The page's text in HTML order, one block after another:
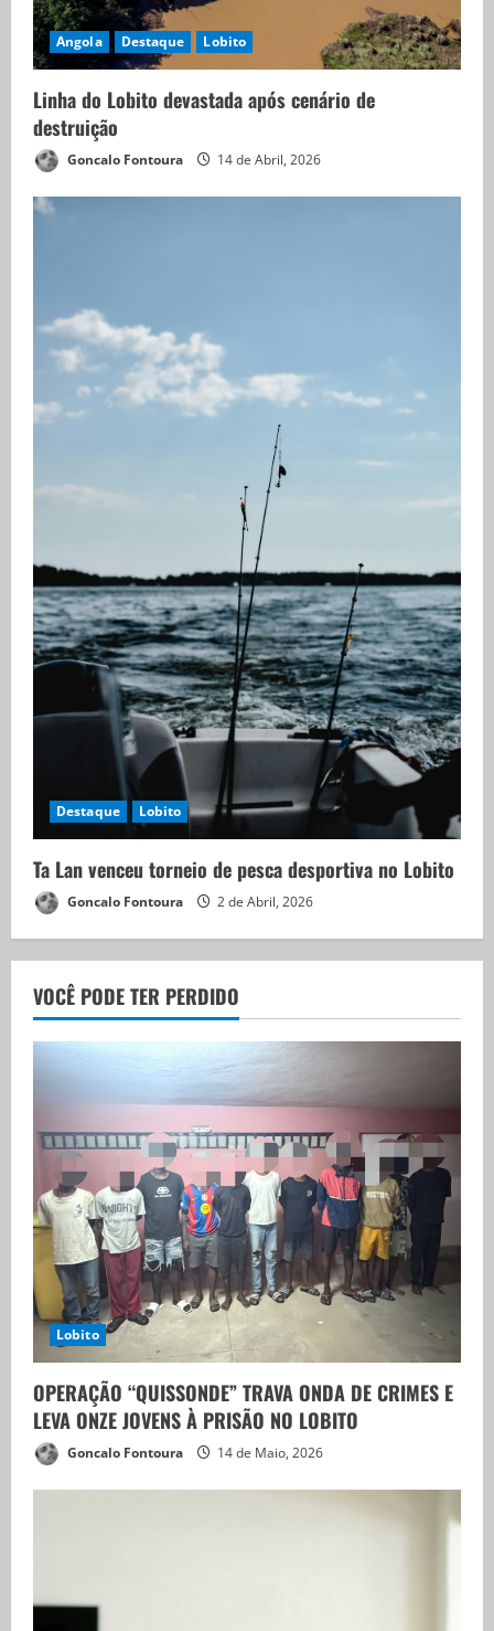
Angola Destaque Lobito
Linha do Lobito devastada após cenário de
destruição
Goncalo Fontoura 14 de Abril, 2026
Destaque Lobito
Ta Lan venceu torneio de pesca desportiva no Lobito
Goncalo Fontoura 2 de Abril, 2026
VOCÊ PODE TER PERDIDO
Lobito
OPERAÇÃO “QUISSONDE” TRAVA ONDA DE CRIMES E
LEVA ONZE JOVENS À PRISÃO NO LOBITO
Goncalo Fontoura 14 de Maio, 2026